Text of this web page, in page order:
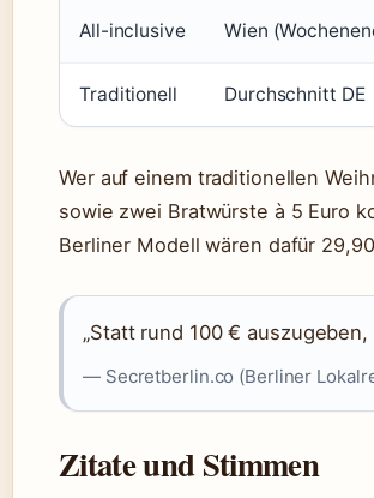
All-inclusive Wien
Traditionell Durchschnitt DE
Wer auf einem traditionellen
sowie zwei Bratwürste à 5 Euro
Berliner Modell wären dafür
„Statt rund 100 €
— Secretberlin.co (Berliner
Zitate und Stimmen